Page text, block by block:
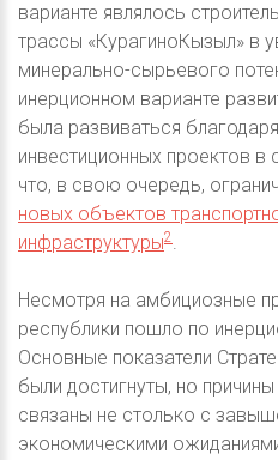
варианте являлось
трассы «КурагиноКызыл» в
минерально-сырьевого
инерционном варианте
была развиваться
инвестиционных проектов
что, в свою очередь,
новых объектов
инфраструктуры2.
Несмотря на амбициозные
республики пошло по
Основные показатели
были достигнуты, но
связаны не столько с
экономическими